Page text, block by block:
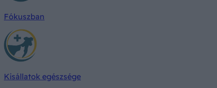
Fókuszban
Kisállatok egészsége